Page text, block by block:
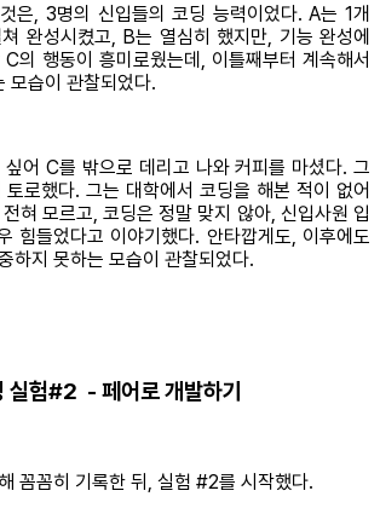
은, 3명의 신입들의 코딩 능력이었다. A는 1개
완성시켰고, B는 열심히 했지만, 기능 완성에
의 행동이 흥미로웠는데, 이틀째부터 계속해서
모습이 관찰되었다.
어 C를 밖으로 데리고 나와 커피를 마셨다. 그
로했다. 그는 대학에서 코딩을 해본 적이 없어
혀 모르고, 코딩은 정말 맞지 않아, 신입사원 입
힘들었다고 이야기했다. 안타깝게도, 이후에도
하지 못하는 모습이 관찰되었다.
실험#2 - 페어로 개발하기
꼼꼼히 기록한 뒤, 실험 #2를 시작했다.